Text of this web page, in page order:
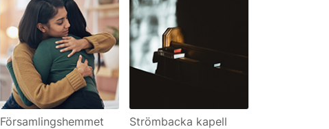
Församlingshemmet
Strömbacka kapell